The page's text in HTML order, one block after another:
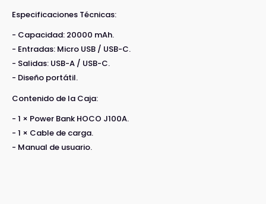
Especificaciones Técnicas:
- Capacidad: 20000 mAh.
- Entradas: Micro USB / USB-C.
- Salidas: USB-A / USB-C.
- Diseño portátil.
Contenido de la Caja:
- 1 × Power Bank HOCO J100A.
- 1 × Cable de carga.
- Manual de usuario.